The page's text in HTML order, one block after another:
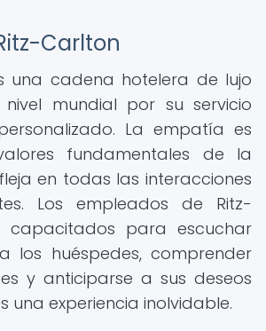
Carlton
una cadena hotelera de lujo
mundial por su servicio
La empatía es
fundamentales de la
en todas las interacciones
Los empleados de Ritz-
capacitados para escuchar
los huéspedes, comprender
y anticiparse a sus deseos
una experiencia inolvidable.